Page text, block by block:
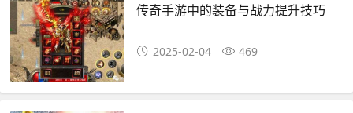
传奇手游中的装备与战力提升技巧
2025-02-04 469